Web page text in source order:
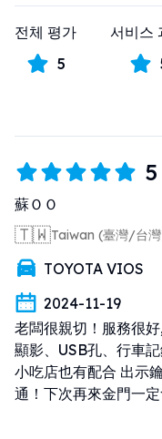
전체 평가
5
서비스
5
蘇ＯＯ
🇹🇼Taiwan (臺灣/台
TOYOTA VIOS
2024-11-19
老闆很親切！服務很
顯影、USB孔、行車
小吃店也有配合 出示
通！下次再來金門一定